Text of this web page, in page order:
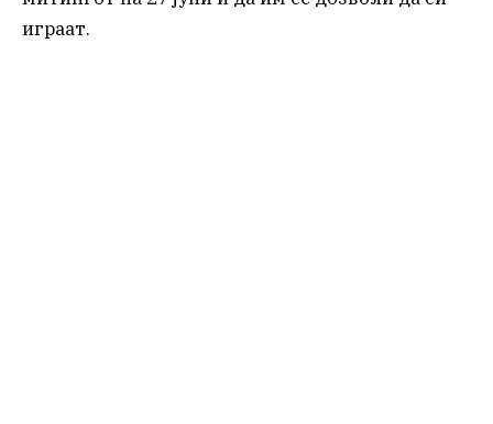
играат.